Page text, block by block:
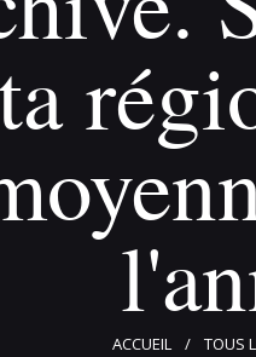
ACCUEIL TOUS